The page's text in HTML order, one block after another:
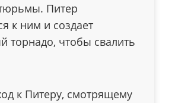
Питер
к ним и создает
торнадо, чтобы свалить
к Питеру, смотрящему